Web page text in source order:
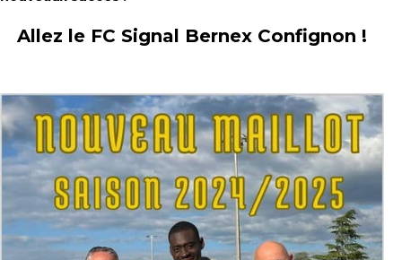
Allez le FC Signal Bernex Confignon !